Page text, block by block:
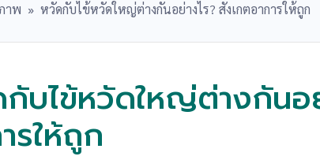
าพ » หวัดกับไข้หวัดใหญ่ต่างกันอย่างไร? สังเกตอาการให้ถูก
บไข้หวัดใหญ่ต่างกันอ
รให้ถูก